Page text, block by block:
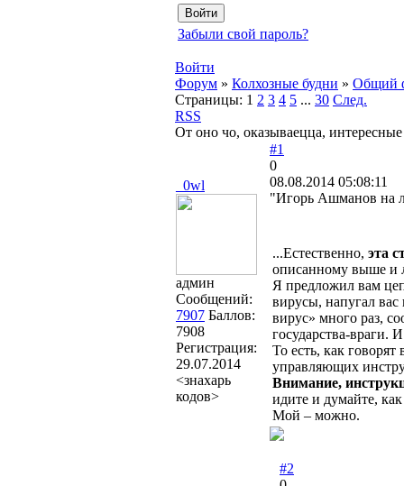
Забыли свой пароль?
Войти
Форум » Колхозные будни » Общий
Страницы: 1 2 3 4 5 ... 30 След.
RSS
От оно чо, оказываецца,
_0wl
админ
Сообщений:
7907 Баллов:
7908
Регистрация:
29.07.2014
<знахарь
кодов>
#1
0
08.08.2014 05:08:11
"Игорь Ашманов на
...Естественно, эта
описанному выше и
Я предложил вам
вирусы, напугал
вирус» много раз,
государства-враги.
То есть, как
управляющих
Внимание,
идите и думайте,
Мой – можно.
#2